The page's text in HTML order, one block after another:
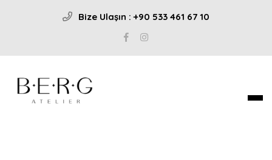
Bize Ulaşın : +90 533 461 67 10